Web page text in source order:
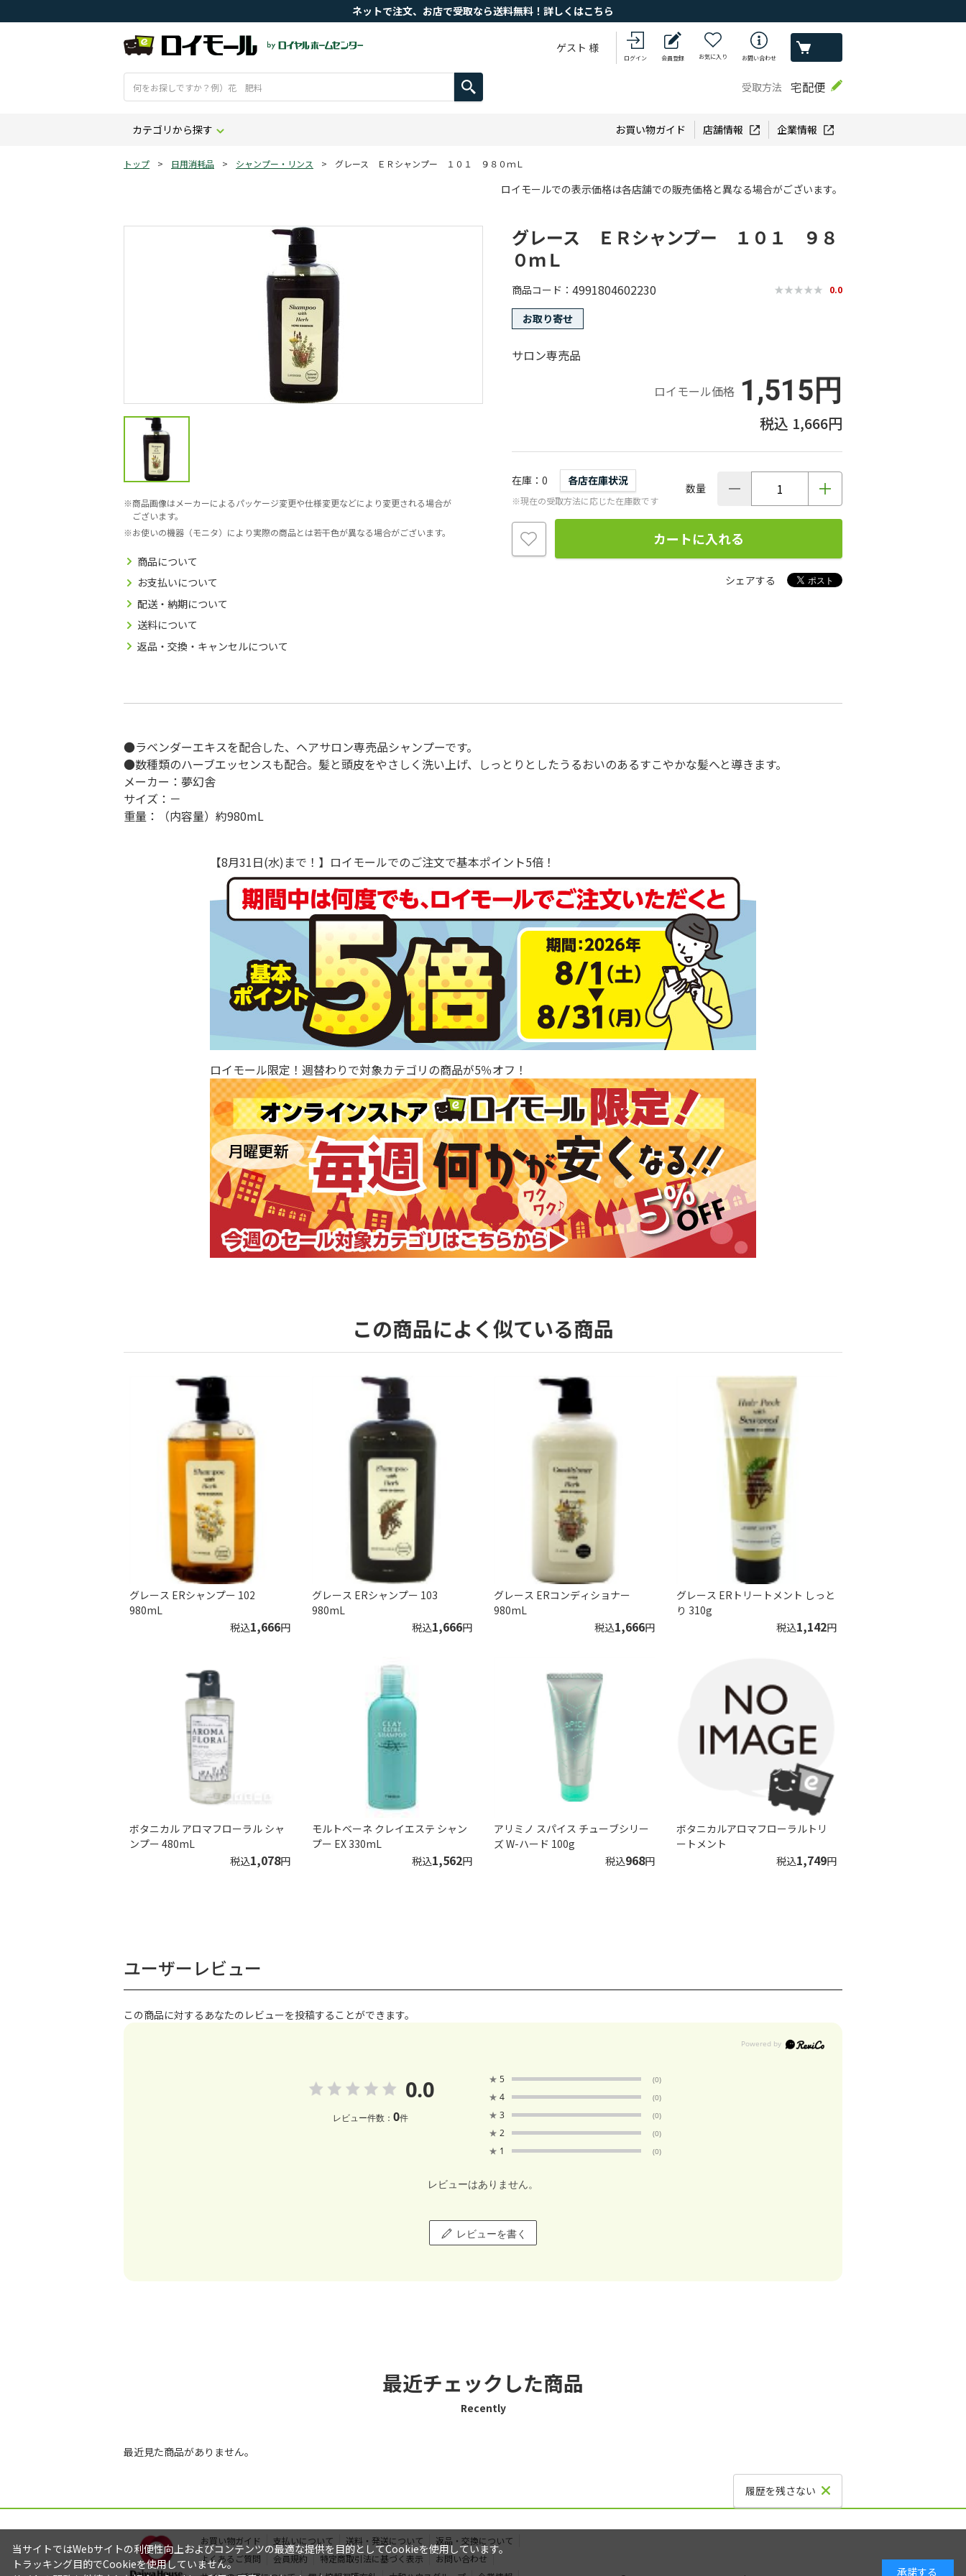
ネットで注文、お店で受取なら送料無料！詳しくはこちら
ゲスト 様
ログイン 会員登録 お気に入り お問い合わせ
受取方法 宅配便
カテゴリから探す お買い物ガイド 店舗情報 企業情報
トップ > 日用消耗品 > シャンプー・リンス > グレース ＥＲシャンプー １０１ ９８０ｍＬ
ロイモールでの表示価格は各店舗での販売価格と異なる場合がございます。
商品画像はメーカーによるパッケージ変更や仕様変更などにより変更される場合が
ございます。
お使いの機器（モニタ）により実際の商品とは若干色が異なる場合がございます。
商品について
お支払いについて
配送・納期について
送料について
返品・交換・キャンセルについて
グレース ＥＲシャンプー １０１ ９８
０ｍＬ
商品コード 4991804602230 0.0
お取り寄せ
サロン専売品
ロイモール価格 1,515円
1,666円
在庫 0 各店在庫状況
※現在の受取方法に応じた在庫数です
数量
カートに入れる
シェアする
●ラベンダーエキスを配合した、ヘアサロン専売品シャンプーです。
●数種類のハーブエッセンスも配合。髪と頭皮をやさしく洗い上げ、しっとりとしたうるおいのあるすこやかな髪へと導きます。
メーカー：夢幻舎
サイズ：－
重量：（内容量）約980mL
【8月31日(水)まで！】ロイモールでのご注文で基本ポイント5倍！
ロイモール限定！週替わりで対象カテゴリの商品が5％オフ！
この商品によく似ている商品
グレース ERシャンプー 102
980mL
税込1,666円
グレース ERシャンプー 103
980mL
税込1,666円
グレース ERコンディショナー
980mL
税込1,666円
グレース ERトリートメント しっと
り 310g
税込1,142円
ボタニカル アロマフローラル シャ
ンプー 480mL
税込1,078円
モルトベーネ クレイエステ シャン
プー EX 330mL
税込1,562円
アリミノ スパイス チューブシリー
ズ W-ハード 100g
税込968円
ボタニカルアロマフローラルトリ
ートメント
税込1,749円
ユーザーレビュー
この商品に対するあなたのレビューを投稿することができます。
0.0
レビュー件数： 0件
★ 5 (0)
★ 4 (0)
★ 3 (0)
★ 2 (0)
★ 1 (0)
レビューはありません。
レビューを書く
最近チェックした商品
Recently
最近見た商品がありません。
履歴を残さない
お買い物ガイド 支払いについて 送料・発送について
返品・交換について
よくあるご質問
会員規約 特定商取引法に基づく表示
お問い合わせ
当サイトではWebサイトの利便性向上およびコンテンツの最適な提供を目的としてCookieを使用しています。
トラッキング目的でCookieを使用していません。
承諾する